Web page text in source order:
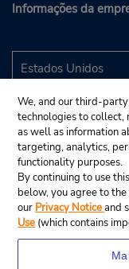
Informações da
We, and our third-
technologies to collect,
as well as information
targeting, analytics,
functionality purposes.
By continuing to use
below, you agree to
our Privacy Noticeand
Use (which contains